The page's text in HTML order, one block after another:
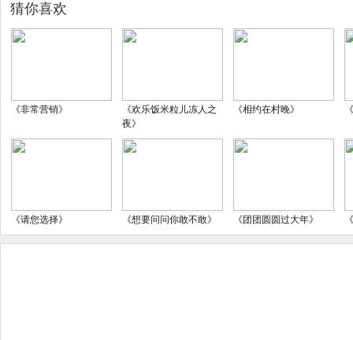
猜你喜欢
《非常营销》
《欢乐饭米粒儿冻人之
夜》
《相约在村晚》
《请您选择》 《想要问问你敢不敢》 《团团圆圆过大年》